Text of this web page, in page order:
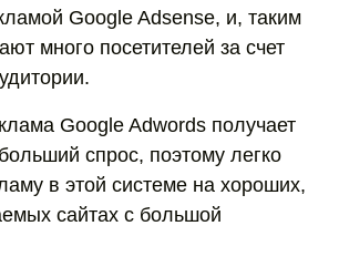
Google Adsense, и, таким
много посетителей за счет
Google Adwords получает
спрос, поэтому легко
в этой системе на хороших,
сайтах с большой